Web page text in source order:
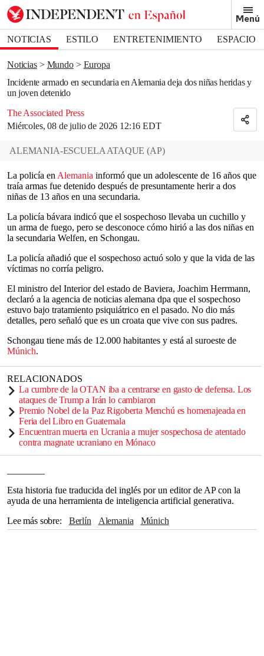
Menú
NOTICIAS ESTILO ENTRETENIMIENTO
ESPACIO
DEPORTES
Noticias Mundo
Europa
Incidente armado en secundaria en Alemania deja dos niñas heridas y
un joven detenido
The Associated Press
Miércoles, 08 de julio de 2026 12:16 EDT
Bookmark popover
Removed from bookmarks
Close popover
ALEMANIA-ESCUELA ATAQUE (AP)
La policía en Alemania informó que un adolescente de 16 años que
traía armas fue detenido después de presuntamente herir a dos
niñas de 13 años en una secundaria.
La policía bávara indicó que el sospechoso llevaba un cuchillo y
un arma de fuego, pero se desconoce cómo hirió a las dos niñas en
la secundaria Welfen, en Schongau.
La policía añadió que el sospechoso actuó solo y que la vida de las
víctimas no corría peligro.
El ministro del Interior del estado de Baviera, Joachim Herrmann,
declaró a la agencia de noticias alemana dpa que el sospechoso
estuvo bajo tratamiento psiquiátrico en el pasado. No dio más
detalles, pero señaló que es un croata que vive con sus padres.
Schongau tiene más de 12.000 habitantes y está al suroeste de
Múnich.
RELACIONADOS
La cumbre de la OTAN iba a centrarse en gasto de defensa. Los
ataques de Trump a Irán lo cambiaron
Premio Nobel de la Paz Rigoberta Menchú es homenajeada en
Feria del Libro en Guatemala
Encuentran muerta en Ucrania a mujer sospechosa de atentado
contra magnate ucraniano en Mónaco
Esta historia fue traducida del inglés por un editor de AP con la
ayuda de una herramienta de inteligencia artificial generativa.
Lee más sobre
Berlín Alemania Múnich